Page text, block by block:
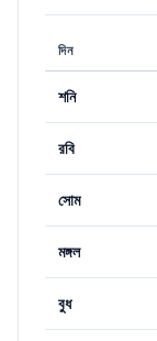
দিন
শনি
রবি
সোম
মঙ্গল
বুধ